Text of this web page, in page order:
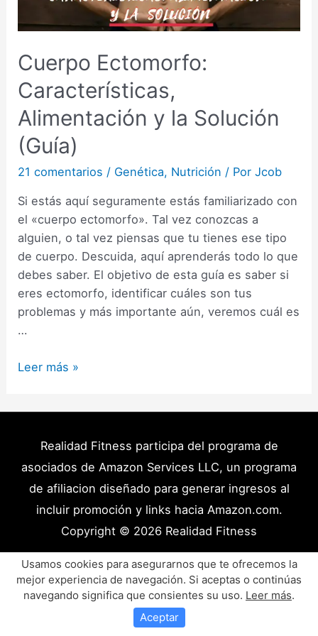
Cuerpo Ectomorfo:
Características,
Alimentación y la Solución
(Guía)
21 comentarios / Genética, Nutrición / PorJcob
Si estás aquí seguramente estás familiarizado con
el «cuerpo ectomorfo». Tal vez conozcas a
alguien, o tal vez piensas que tu tienes ese tipo
de cuerpo. Descuida, aquí aprenderás todo lo que
debes saber. El objetivo de esta guía es saber si
eres ectomorfo, identificar cuáles son tus
problemas y más importante aún, veremos cuál es
…
Cuerpo
(Guía)
Leer más »
Realidad Fitness participa del programa de
asociados de Amazon Services LLC, un programa
de afiliacion diseñado para generar ingresos al
incluir promoción y links hacia Amazon.com.
Copyright © 2026 Realidad Fitness
Políticas de Privacidad – Términos y Condiciones
Disclaimer Médico
Contacto
Artículos
Productos y Recursos Recomendados
Usamos cookies para asegurarnos que te ofrecemos la
mejor experiencia de navegación. Si aceptas o continúas
navegando significa que consientes su uso. Leer más.
Aceptar